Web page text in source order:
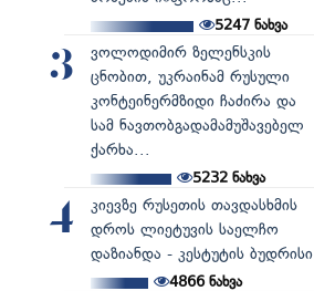
5247 ნახვა
3
ვოლოდიმირ ზელენსკის
ცნობით, უკრაინამ რუსული
კონტეინერმზიდი ჩაძირა და
სამ ნავთობგადამამუშავებელ
ქარხა...
5232ნახვა
4
კიევზე რუსეთის თავდასხმის
დროს ლიეტუვის საელჩო
დაზიანდა - კესტუტის ბუდრისი
4866ნახვა